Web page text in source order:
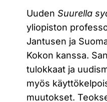
Uuden Suurella
yliopiston
Jantusen ja
Kokon kanssa.
tulokkaat ja
myös
muutokset.